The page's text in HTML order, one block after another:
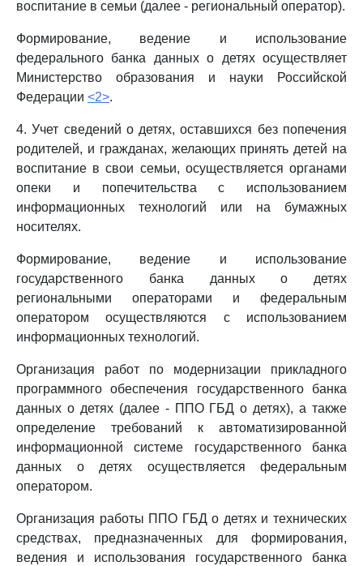
воспитание в семьи (далее - региональный оператор).
Формирование, ведение и использование
федерального банка данных о детях осуществляет
Министерство образования и науки Российской
Федерации <2>.
4. Учет сведений о детях, оставшихся без попечения
родителей, и гражданах, желающих принять детей на
воспитание в свои семьи, осуществляется органами
опеки и попечительства с использованием
информационных технологий или на бумажных
носителях.
Формирование, ведение и использование
государственного банка данных о детях
региональными операторами и федеральным
оператором осуществляются с использованием
информационных технологий.
Организация работ по модернизации прикладного
программного обеспечения государственного банка
данных о детях (далее - ППО ГБД о детях), а также
определение требований к автоматизированной
информационной системе государственного банка
данных о детях осуществляется федеральным
оператором.
Организация работы ППО ГБД о детях и технических
средствах, предназначенных для формирования,
ведения и использования государственного банка